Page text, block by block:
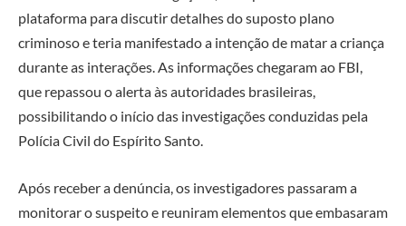
plataforma para discutir detalhes do suposto plano
criminoso e teria manifestado a intenção de matar a criança
durante as interações. As informações chegaram ao FBI,
que repassou o alerta às autoridades brasileiras,
possibilitando o início das investigações conduzidas pela
Polícia Civil do Espírito Santo.
Após receber a denúncia, os investigadores passaram a
monitorar o suspeito e reuniram elementos que embasaram